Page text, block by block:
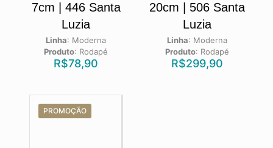
7cm | 446 Santa
Luzia
Linha: Moderna
Produto: Rodapé
R$78,90
20cm | 506 Santa
Luzia
Linha: Moderna
Produto: Rodapé
R$299,90
PROMOÇÃO